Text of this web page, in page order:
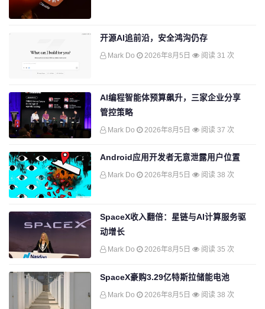
开源AI追前沿，安全鸿沟仍存
Mark Do 2026年8月5日 阅读 31 次
AI编程智能体预算飙升，三家企业分享
管控策略
Mark Do 2026年8月5日 阅读 37 次
Android应用开发者无意泄露用户位置
Mark Do 2026年8月5日 阅读 38 次
SpaceX收入翻倍：星链与AI计算服务驱
动增长
Mark Do 2026年8月5日 阅读 35 次
SpaceX豪购3.29亿特斯拉储能电池
Mark Do 2026年8月5日 阅读 38 次